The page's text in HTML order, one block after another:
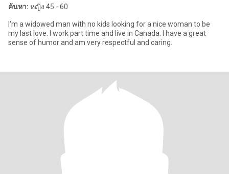
ค้นหา: หญิง 45 - 60
I'm a widowed man with no kids looking for a nice woman to be
my last love. I work part time and live in Canada. I have a great
sense of humor and am very respectful and caring.